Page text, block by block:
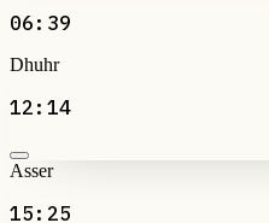
06:39
Dhuhr
12:14
Asser
15:25